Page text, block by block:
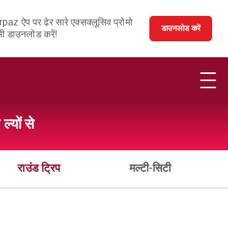
ऐप पर ढेर सारे एक्सक्लूसिव प्रोमो
डाउनलोड करें!
डाउनलोड करें
से
राउंड ट्रिप मल्टी-सिटी